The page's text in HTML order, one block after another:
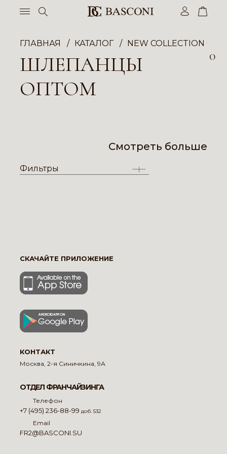
ГЛАВНАЯ КАТАЛОГ NEW COLLECTION
ШЛЕПАНЦЫ
ОПТОМ
0
Смотреть больше
Фильтры
СКАЧАЙТЕ ПРИЛОЖЕНИЕ
КОНТАКТ
Москва, 2-я Синичкина, 9А
ОТДЕЛ ФРАНЧАЙЗИНГА
Телефон
+7 (495) 236-88-99 доб. 532
Email
FR2@BASCONI.SU